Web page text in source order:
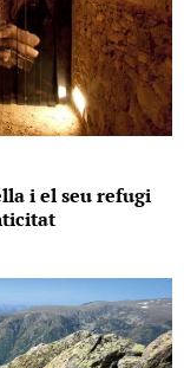
i el seu refugi